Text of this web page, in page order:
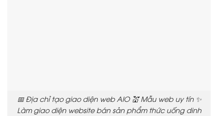
📅 Địa chỉ tạo giao diện web AIO 💒 Mẫu web uy tín ✨
Làm giao diện website bán sản phẩm thức uống dinh